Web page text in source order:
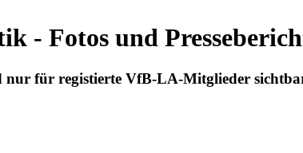
- Fotos und
nur für registierte VfB-LA-Mitglieder